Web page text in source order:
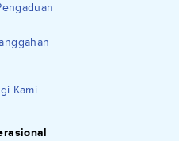
Kami